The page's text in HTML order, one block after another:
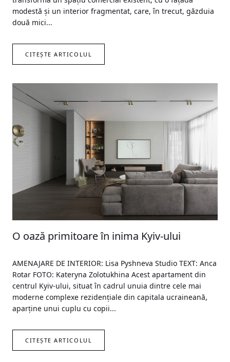
modestă și un interior fragmentat, care, în trecut, găzduia
două mici...
CITEȘTE ARTICOLUL
O oază primitoare în inima Kyiv-ului
AMENAJARE DE INTERIOR: Lisa Pyshneva Studio TEXT: Anca
Rotar FOTO: Kateryna Zolotukhina Acest apartament din
centrul Kyiv-ului, situat în cadrul unuia dintre cele mai
moderne complexe rezidențiale din capitala ucraineană,
aparține unui cuplu cu copii...
CITEȘTE ARTICOLUL